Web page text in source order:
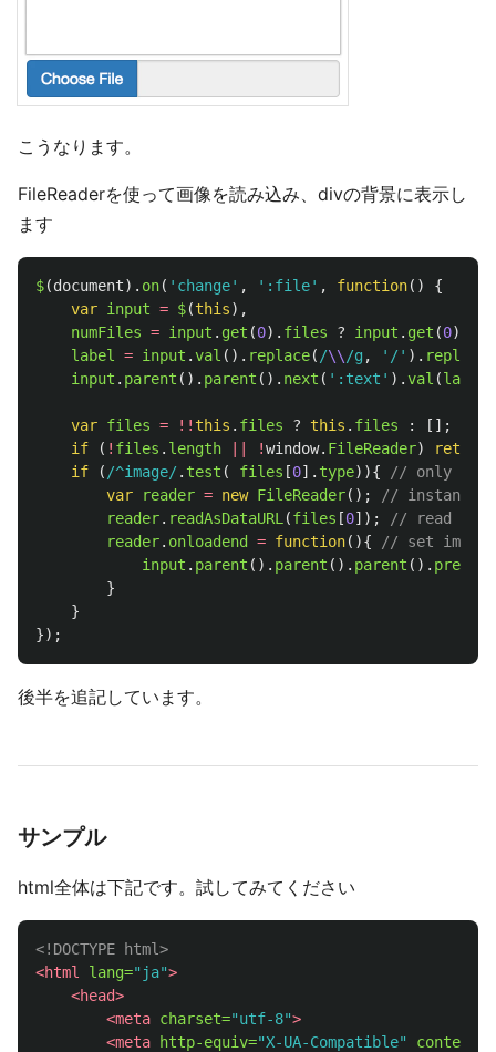
こうなります。
FileReaderを使って画像を読み込み、divの背景に表示し
ます
$(document). on( ' change' , ' :file' , function()
{
var input = $(this),
numFiles = input . get (0). files ? input . get (0).
label
= input .val (). replace( /\\ /g , ' /' ). replace
input . parent (). parent (). next ( ' :text ' ).val (label
var files = !! this . files ? this . files :
[];
if
( ! files . length !window. FileReader) return
if
( /^image/. test ( files [0]. type)){
// only
var
reader = new FileReader();
// instance
reader. readAsDataURL (files [0]);
// read
reader. onloadend = function(){
// set image
input . parent (). parent (). parent (). prev
}
}
});
後半を追記しています。
サンプル
html全体は下記です。試してみてください
<!DOCTYPE html>
<html
lang="ja">
<head>
<meta charset="utf-8">
<meta
http-equiv="X-UA-Compatible" content=